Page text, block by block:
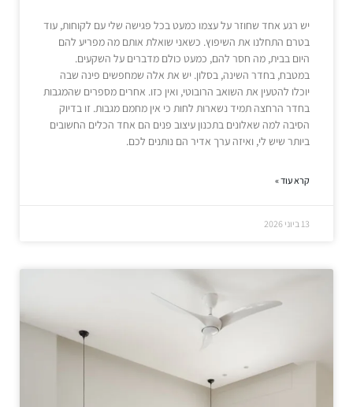
יש רגע אחד שחוזר על עצמו כמעט בכל פגישה שלי עם לקוחות, עוד
בטרם התחלנו את השיפוץ. כשאני שואלת אותם מה מפריע להם
היום בבית, מה חסר להם, כמעט כולם מדברים על השקעים.
במטבח, בחדר השינה, בסלון. יש את אלה שמחפשים פינה שבה
יוכלו להטעין את השואב הרובוטי, ואין כזו. אחרים מספרים שהמגבות
בחדר הרחצה תמיד נשארות לחות כי אין מחמם מגבות. זו בדיוק
הסיבה למה שאלונים בתכנון עיצוב פנים הם אחד הכלים החשובים
ביותר שיש לי, ואיזה ערך אדיר הם נותנים לכם.
קרא עוד »
13 ביוני 2026